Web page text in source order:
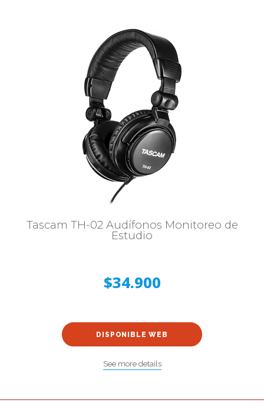
Tascam TH-02 Audífonos Monitoreo de
Estudio
$34.900
DISPONIBLE WEB
See more details